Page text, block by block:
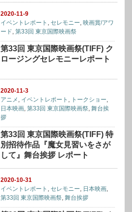
2020-11-9
イベントレポート
セレモニー ,映画賞/アワ
ード ,第33回 東京国際映画祭
第33回 東京国際映画祭(TIFF) ク
ロージングセレモニーレポート
2020-11-3
アニメ , イベントレポート , トークショー,
日本映画,第33回 東京国際映画祭,舞台挨
拶
第33回 東京国際映画祭(TIFF) 特
別招待作品『魔女見習いをさが
して』舞台挨拶 レポート
2020-10-31
イベントレポート , セレモニー, 日本映画,
第33回 東京国際映画祭,舞台挨拶